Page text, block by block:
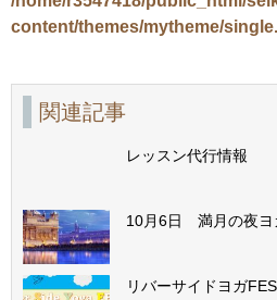
content/themes/mytheme/
関連記事
レッスン代行情報
10月6日 満月の夜ヨ
リバーサイドヨガ